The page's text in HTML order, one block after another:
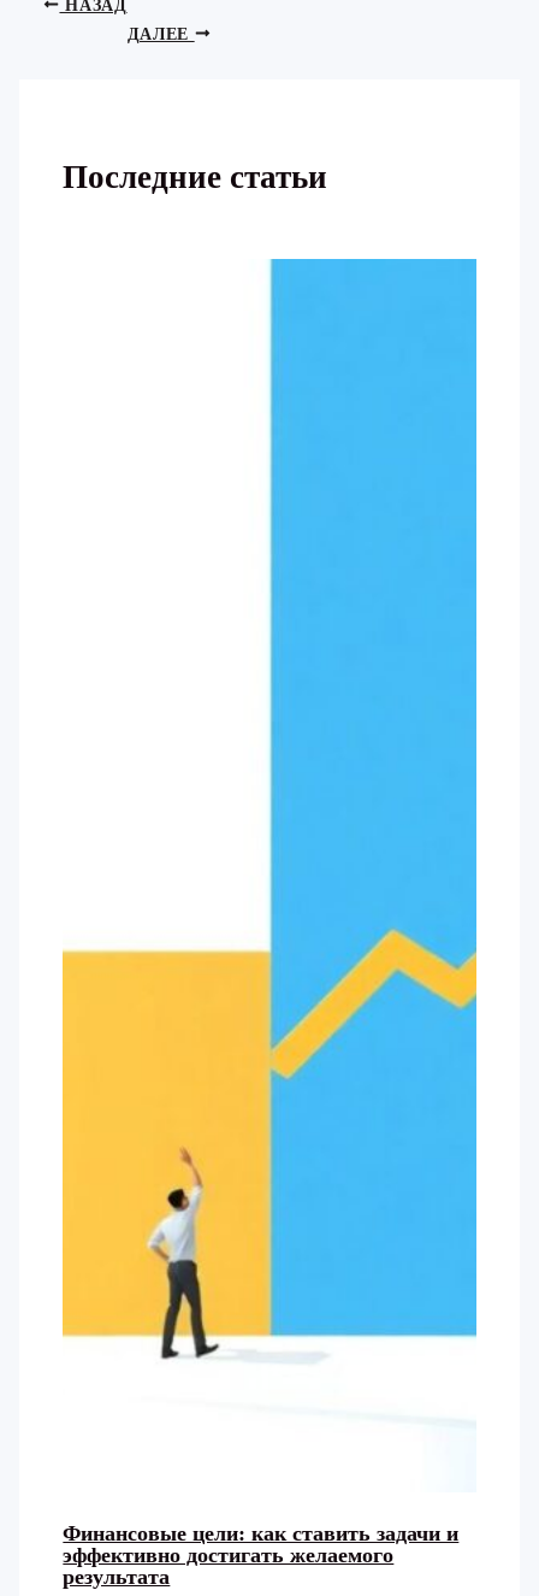
НАЗАД
ДАЛЕЕ
Последние статьи
Финансовые цели: как ставить задачи и
эффективно достигать желаемого
результата